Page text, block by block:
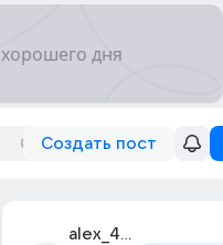
Создать пост
alex_46628